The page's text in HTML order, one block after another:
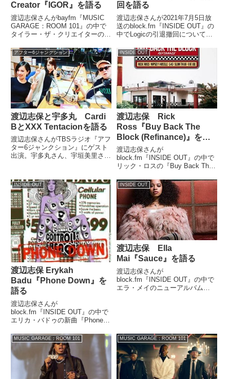
Creator『IGOR』を語る
渡辺志保さんがbayfm『MUSIC
GARAGE：ROOM 101』の中で
タイラー・ザ・クリエイターの新
いました。（渡辺志保）4時台の
後半はタイラー・ザ・クリエイタ
ーのニューアルバム『IGOR』に
ついて特集...
回を語る
渡辺志保さんが2021年7月5日放
送のblock.fm『INSIDE OUT』の
中でLogicの引退撤回についてト
『Vaccine』を紹介していまし
た。
アフター6ジャンクション
渡辺志保と宇多丸 Cardi
BとXXX Tentacionを語る
渡辺志保さんがTBSラジオ『アフ
ター6ジャンクション』にゲスト
出演。宇多丸さん、宇垣美里さん
ンタシオン、リッチ・ブライアン
などの話をしていました。 アフ
ター6ジ...
INSIDE OUT
渡辺志保 Rick
Ross『Buy Back The
Block (Refinance)』を語
る
渡辺志保さんが
block.fm『INSIDE OUT』の中で
リック・ロスの『Buy Back The
ンを紹介していました。
Refinance. #biggest The Boss
Rick Ross,Y...
INSIDE OUT
渡辺志保 Erykah
Badu『Phone Down』を
語る
渡辺志保さんが
block.fm『INSIDE OUT』の中で
エリカ・バドゥの新曲『Phone
解説などをしていました。（渡辺
志保）ここででは、二発目に私の
推し曲を紹介したいと思うんです
けども。もうね、本当御年...
INSIDE OUT
渡辺志保 Ella
Mai『Sauce』を語る
渡辺志保さんが
block.fm『INSIDE OUT』の中で
エラ・メイのニューアルバム
MUSIC GARAGE：ROOM 101 MUSIC GARAGE：ROOM 101